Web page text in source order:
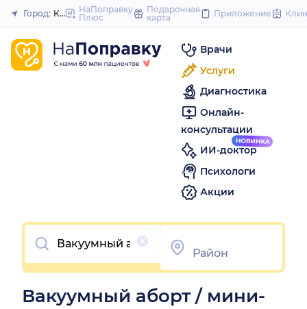
to
Закрыть
Город: КраснодарНаПоправку
Плюс
Подарочная
карта
Приложение
Врачи
Услуги
Диагностика
Онлайн-
консультации
ИИ-доктор
Психологи
Акции
Очистить
Вакуумный аборт / мини-